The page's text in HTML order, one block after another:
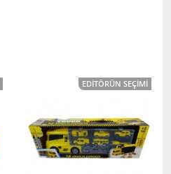
EDITÖRÜN SEÇIMI